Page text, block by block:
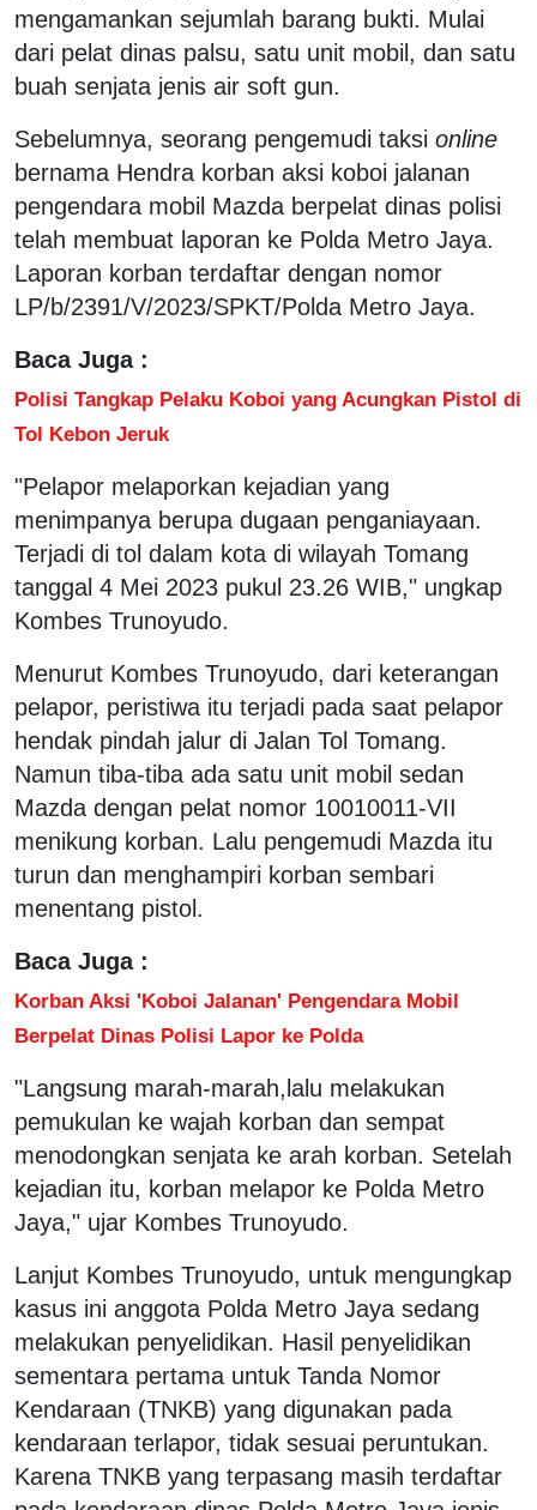
mengamankan sejumlah barang bukti. Mulai
dari pelat dinas palsu, satu unit mobil, dan satu
buah senjata jenis air soft gun.
Sebelumnya, seorang pengemudi taksi online
bernama Hendra korban aksi koboi jalanan
pengendara mobil Mazda berpelat dinas polisi
telah membuat laporan ke Polda Metro Jaya.
Laporan korban terdaftar dengan nomor
LP/b/2391/V/2023/SPKT/Polda Metro Jaya.
Baca Juga :
Polisi Tangkap Pelaku Koboi yang Acungkan Pistol di
Tol Kebon Jeruk
"Pelapor melaporkan kejadian yang
menimpanya berupa dugaan penganiayaan.
Terjadi di tol dalam kota di wilayah Tomang
tanggal 4 Mei 2023 pukul 23.26 WIB," ungkap
Kombes Trunoyudo.
Menurut Kombes Trunoyudo, dari keterangan
pelapor, peristiwa itu terjadi pada saat pelapor
hendak pindah jalur di Jalan Tol Tomang.
Namun tiba-tiba ada satu unit mobil sedan
Mazda dengan pelat nomor 10010011-VII
menikung korban. Lalu pengemudi Mazda itu
turun dan menghampiri korban sembari
menentang pistol.
Baca Juga :
Korban Aksi 'Koboi Jalanan' Pengendara Mobil
Berpelat Dinas Polisi Lapor ke Polda
"Langsung marah-marah,lalu melakukan
pemukulan ke wajah korban dan sempat
menodongkan senjata ke arah korban. Setelah
kejadian itu, korban melapor ke Polda Metro
Jaya," ujar Kombes Trunoyudo.
Lanjut Kombes Trunoyudo, untuk mengungkap
kasus ini anggota Polda Metro Jaya sedang
melakukan penyelidikan. Hasil penyelidikan
sementara pertama untuk Tanda Nomor
Kendaraan (TNKB) yang digunakan pada
kendaraan terlapor, tidak sesuai peruntukan.
Karena TNKB yang terpasang masih terdaftar